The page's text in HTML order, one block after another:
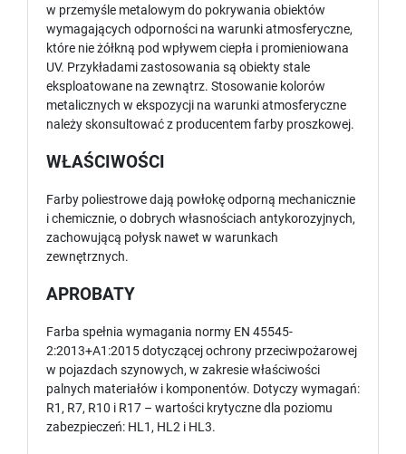
w przemyśle metalowym do pokrywania obiektów
wymagających odporności na warunki atmosferyczne,
które nie żółkną pod wpływem ciepła i promieniowana
UV. Przykładami zastosowania są obiekty stale
eksploatowane na zewnątrz. Stosowanie kolorów
metalicznych w ekspozycji na warunki atmosferyczne
należy skonsultować z producentem farby proszkowej.
WŁAŚCIWOŚCI
Farby poliestrowe dają powłokę odporną mechanicznie
i chemicznie, o dobrych własnościach antykorozyjnych,
zachowującą połysk nawet w warunkach
zewnętrznych.
APROBATY
Farba spełnia wymagania normy EN 45545-
2:2013+A1:2015 dotyczącej ochrony przeciwpożarowej
w pojazdach szynowych, w zakresie właściwości
palnych materiałów i komponentów. Dotyczy wymagań:
R1, R7, R10 i R17 – wartości krytyczne dla poziomu
zabezpieczeń: HL1, HL2 i HL3.